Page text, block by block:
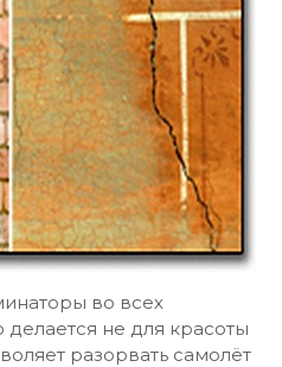
во всех
делается не для красоты
разорвать самолёт